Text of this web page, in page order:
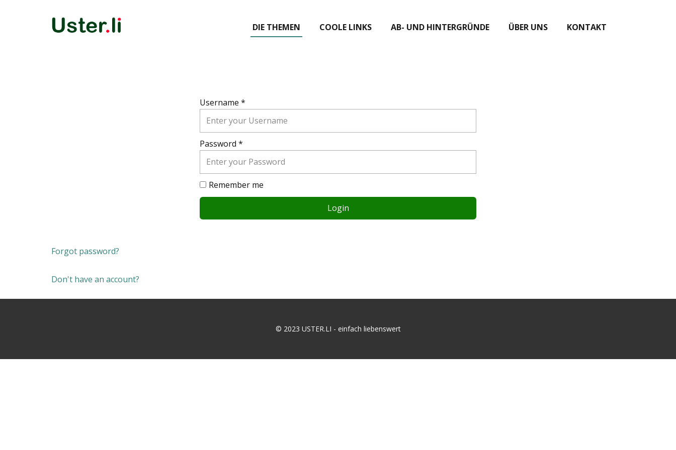
DIE THEMEN COOLE LINKS AB- UND HINTERGRÜNDE ÜBER UNS KONTAKT
Username *
Password *
Remember me
Login
Forgot password?
Don't have an account?
© 2023 USTER.LI - einfach liebenswert